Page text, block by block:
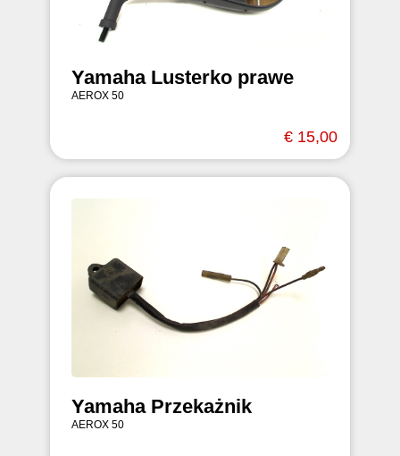
Yamaha Lusterko prawe
AEROX 50
€ 15,00
Yamaha Przekażnik
AEROX 50